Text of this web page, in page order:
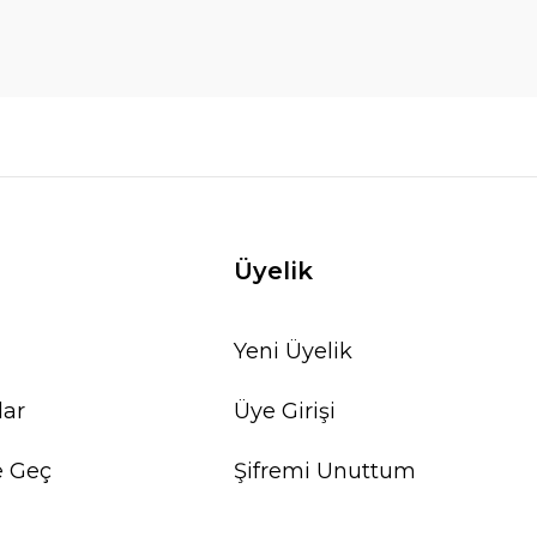
Geç
Üyelik
Yeni Üyelik
Üye Girişi
Şifremi Unuttum